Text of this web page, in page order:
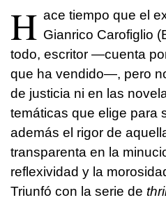
H ace tiempo que el
Gianrico Carofiglio
todo, escritor —cuenta
que ha vendido—, pero
de justicia ni en las
temáticas que elige para
además el rigor de
transparenta en la
reflexividad y la
Triunfó con la serie de